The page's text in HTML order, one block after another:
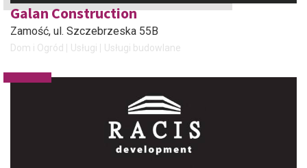
Galan Construction
Zamość, ul. Szczebrzeska 55B
Dom i Ogród Usługi Usługi budowlane